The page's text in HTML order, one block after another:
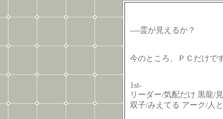
----霊が見えるか？
今のところ、ＰＣだけで
1st-
リーダー/気配だけ 黒龍/
双子/みえてる アーク/人